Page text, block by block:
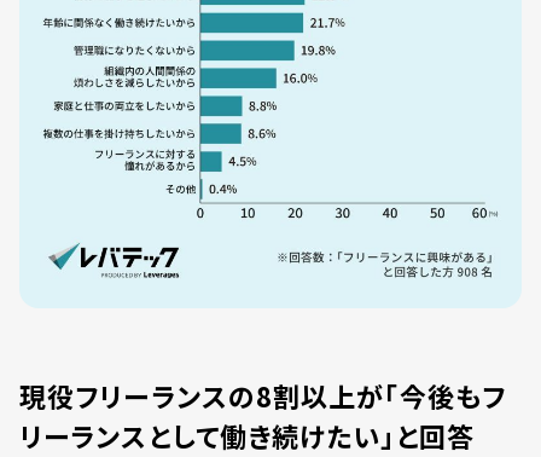
現役フリーランスの8割以上が「今後もフ
リーランスとして働き続けたい」と回答